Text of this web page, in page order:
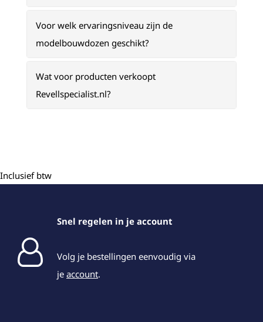
Voor welk ervaringsniveau zijn de
modelbouwdozen geschikt?
Wat voor producten verkoopt
Revellspecialist.nl?
Inclusief btw
Snel regelen in je account
Volg je bestellingen eenvoudig via
je account.